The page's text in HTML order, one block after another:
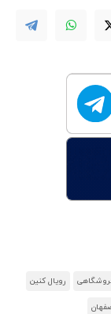
رویال کنین